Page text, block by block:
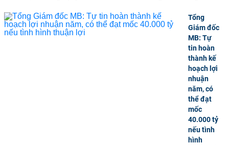
Tổng
Giám đốc
MB: Tự
tin hoàn
thành kế
hoạch lợi
nhuận
năm, có
thể đạt
mốc
40.000 tỷ
nếu tình
hình